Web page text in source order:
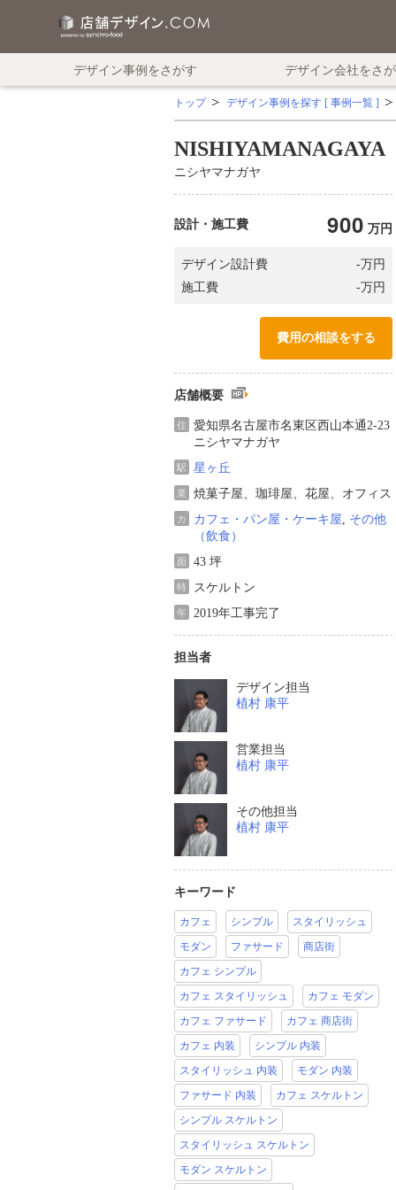
デザイン事例をさがす デザイン会社をさ
トップ デザイン事例を探す [ 事例一覧 ]
NISHIYAMANAGAYA
ニシヤマナガヤ
設計・施工費 900 万円
デザイン設計費 -万円
施工費 -万円
費用の相談をする
店舗概要
住
愛知県名古屋市名東区西山本通2-23
ニシヤマナガヤ
駅 星ヶ丘
業 焼菓子屋、珈琲屋、花屋、オフィス
カ カフェ・パン屋・ケーキ屋, その他
（飲食）
面 43 坪
特 スケルトン
年 2019年工事完了
担当者
デザイン担当
植村 康平
営業担当
植村 康平
その他担当
植村 康平
キーワード
カフェ シンプル
スタイリッシュ
モダン
ファサード
商店街
カフェ シンプル
カフェ スタイリッシュ
カフェ モダン
カフェ ファサード
カフェ 商店街
カフェ 内装
シンプル 内装
スタイリッシュ 内装
モダン 内装
ファサード 内装
カフェ スケルトン
シンプル スケルトン
スタイリッシュ スケルトン
モダン スケルトン